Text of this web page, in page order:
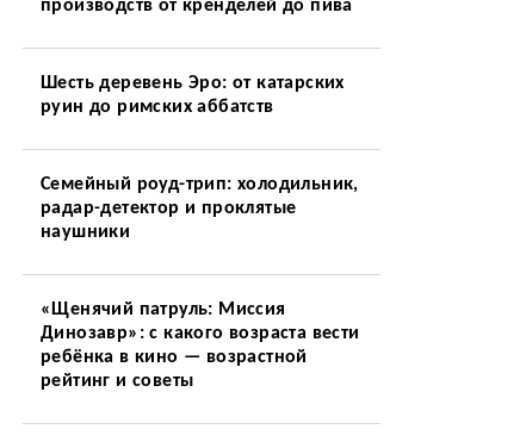
производств от кренделей до пива
Шесть деревень Эро: от катарских
руин до римских аббатств
Семейный роуд-трип: холодильник,
радар-детектор и проклятые
наушники
«Щенячий патруль: Миссия
Динозавр»: с какого возраста вести
ребёнка в кино — возрастной
рейтинг и советы